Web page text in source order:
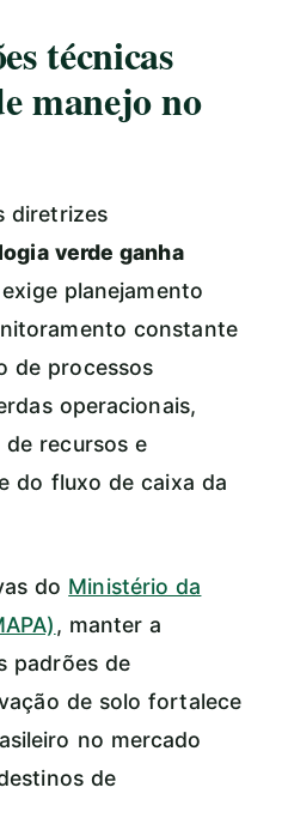
técnicas
manejo no
diretrizes
verde ganha
exige planejamento
constante
de processos
operacionais,
recursos e
do fluxo de caixa da
do Ministério da
, manter a
padrões de
de solo fortalece
no mercado
de